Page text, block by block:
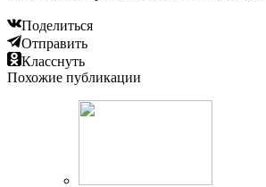
Поделиться
Отправить
Класснуть
Похожие публикации